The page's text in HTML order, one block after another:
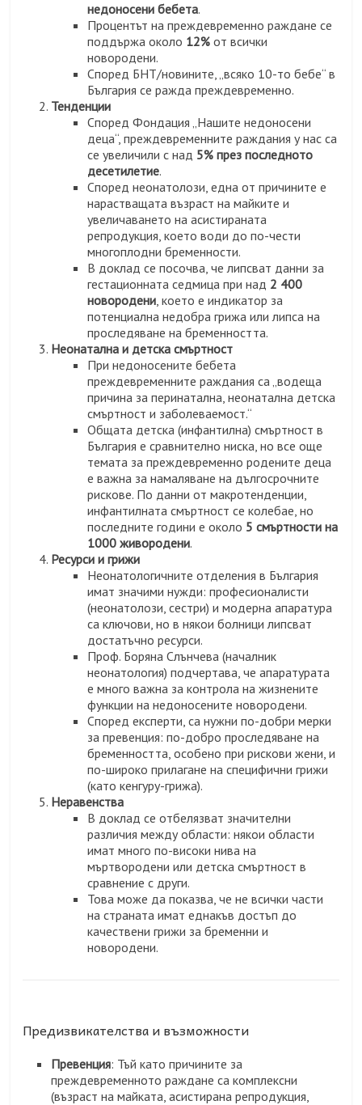
недоносени бебета.
Процентът на преждевременно раждане се
поддържа около 12% от всички
новородени.
Според БНТ/новините, „всяко 10-то бебе“ в
България се ражда преждевременно.
Тенденции
Според Фондация „Нашите недоносени
деца“, преждевременните раждания у нас са
се увеличили с над 5% през последното
десетилетие.
Според неонатолози, една от причините е
нарастващата възраст на майките и
увеличаването на асистираната
репродукция, което води до по-чести
многоплодни бременности.
В доклад се посочва, че липсват данни за
гестационната седмица при над 2 400
новородени, което е индикатор за
потенциална недобра грижа или липса на
проследяване на бременността.
Неонатална и детска смъртност
При недоносените бебета
преждевременните раждания са „водеща
причина за перинатална, неонатална детска
смъртност и заболеваемост.“
Общата детска (инфантилна) смъртност в
България е сравнително ниска, но все още
темата за преждевременно родените деца
е важна за намаляване на дългосрочните
рискове. По данни от макротенденции,
инфантилната смъртност се колебае, но
последните години е около 5 смъртности на
1000 живородени.
Ресурси и грижи
Неонатологичните отделения в България
имат значими нужди: професионалисти
(неонатолози, сестри) и модерна апаратура
са ключови, но в някои болници липсват
достатъчно ресурси.
Проф. Боряна Слънчева (началник
неонатология) подчертава, че апаратурата
е много важна за контрола на жизнените
функции на недоносените новородени.
Според експерти, са нужни по-добри мерки
за превенция: по-добро проследяване на
бременността, особено при рискови жени, и
по-широко прилагане на специфични грижи
(като кенгуру-грижа).
Неравенства
В доклад се отбелязват значителни
различия между области: някои области
имат много по-високи нива на
мъртвородени или детска смъртност в
сравнение с други.
Това може да показва, че не всички части
на страната имат еднакъв достъп до
качествени грижи за бременни и
новородени.
Предизвикателства и възможности
Превенция: Тъй като причините за
преждевременното раждане са комплексни
(възраст на майката, асистирана репродукция,